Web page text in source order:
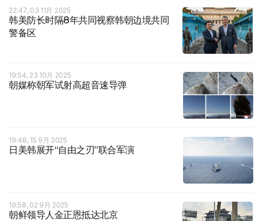
22:47, 03 11月 2025
韩美防长时隔8年共同视察韩朝边境共同
警备区
19:54, 23 10月 2025
朝媒称朝军试射高超音速导弹
19:48, 15 9月 2025
日美韩展开“自由之刃”联合军演
19:58, 02 9月 2025
朝鲜领导人金正恩抵达北京